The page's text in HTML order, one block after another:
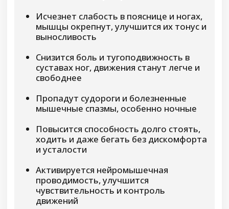
39.800 руб.
18.900 руб.
15.900 руб.
0
дней
: 0
часов
: 0
минут
: 0
секунд
программу со скидкой 53%
До окончания скидки осталось:
Скидка 53% -20.900 руб.
Смотреть отзывы участников
цена действительна при оплаченной броне